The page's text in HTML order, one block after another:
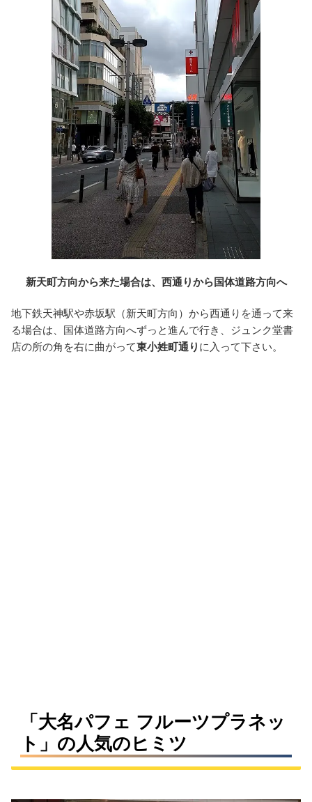
新天町方向から来た場合は、西通りから国体道路方向へ
地下鉄天神駅や赤坂駅（新天町方向）から西通りを通って来
る場合は、国体道路方向へずっと進んで行き、ジュンク堂書
店の所の角を右に曲がって東小姓町通り に入って下さい。
「大名パフェ フルーツプラネッ
ト」の人気のヒミツ